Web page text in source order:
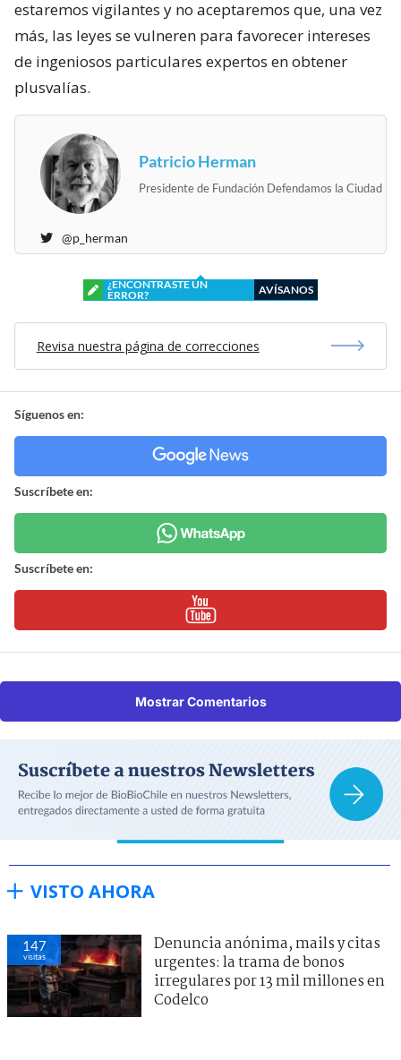
estaremos vigilantes y no aceptaremos que, una vez
más, las leyes se vulneren para favorecer intereses
de ingeniosos particulares expertos en obtener
plusvalías.
Patricio Herman
Presidente de Fundación Defendamos la Ciudad
@p_herman
¿ENCONTRASTE UN
ERROR?
AVÍSANOS
Revisa nuestra página de correcciones
Síguenos en:
Suscríbete en:
Suscríbete en:
Mostrar Comentarios
VISTO AHORA
147
visitas
Denuncia anónima, mails y citas
urgentes: la trama de bonos
irregulares por 13 mil millones en
Codelco